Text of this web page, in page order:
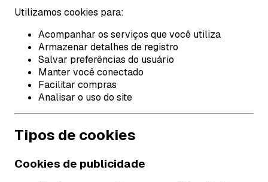
Utilizamos cookies para:
Acompanhar os serviços que você utiliza
Armazenar detalhes de registro
Salvar preferências do usuário
Manter você conectado
Facilitar compras
Analisar o uso do site
Tipos de cookies
Cookies de publicidade